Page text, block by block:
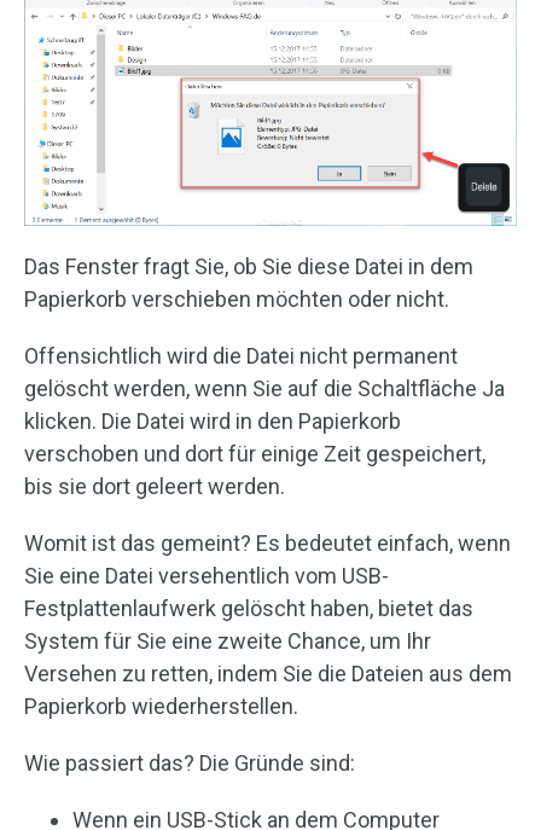
Das Fenster fragt Sie, ob Sie diese Datei in dem
Papierkorb verschieben möchten oder nicht.
Offensichtlich wird die Datei nicht permanent
gelöscht werden, wenn Sie auf die Schaltfläche Ja
klicken. Die Datei wird in den Papierkorb
verschoben und dort für einige Zeit gespeichert,
bis sie dort geleert werden.
Womit ist das gemeint? Es bedeutet einfach, wenn
Sie eine Datei versehentlich vom USB-
Festplattenlaufwerk gelöscht haben, bietet das
System für Sie eine zweite Chance, um Ihr
Versehen zu retten, indem Sie die Dateien aus dem
Papierkorb wiederherstellen.
Wie passiert das? Die Gründe sind:
Wenn ein USB-Stick an dem Computer